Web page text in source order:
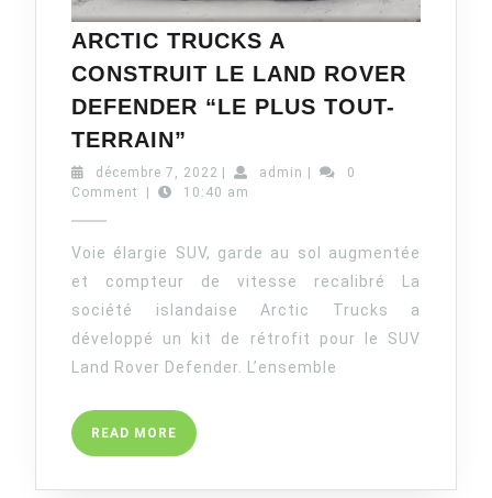
ARCTIC TRUCKS A
CONSTRUIT LE LAND ROVER
DEFENDER “LE PLUS TOUT-
TERRAIN”
A
LAND
ROVER
DEFENDER
“LE
PLUS
TERRAIN”
décembre 7, 2022 décembre
7,
admin admin
0
Comment
10:40 am
Voie élargie SUV, garde au sol augmentée
et compteur de vitesse recalibré La
société islandaise Arctic Trucks a
développé un kit de rétrofit pour le SUV
Land Rover Defender. L’ensemble
READ MORE READ
MORE